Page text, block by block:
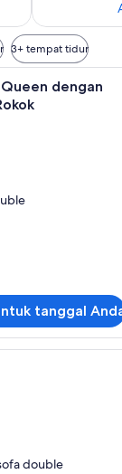
3+ tempat tidur
1 Tempat
dengan
tanggal
Keluarga | Teras/
double